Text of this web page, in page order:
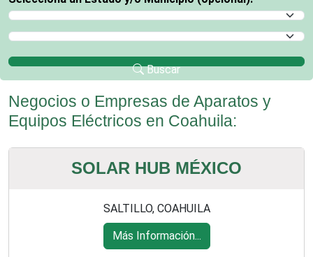
Selecciona un Estado
Selecciona un Municipio
Buscar
Negocios o Empresas de Aparatos y
Equipos Eléctricos en Coahuila:
SOLAR HUB MÉXICO
SALTILLO, COAHUILA
Más Información...